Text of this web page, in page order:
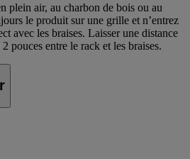
plein air, au charbon de bois ou au
le produit sur une grille et n’entrez
avec les braises. Laisser une distance
pouces entre le rack et les braises.